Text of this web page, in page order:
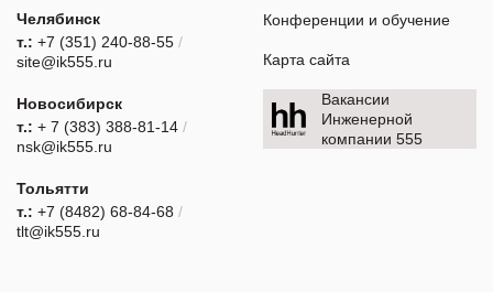
Челябинск
т.: +7 (351) 240-88-55 /
site@ik555.ru
Новосибирск
т.: + 7 (383) 388-81-14 /
nsk@ik555.ru
Тольятти
т.: +7 (8482) 68-84-68 /
tlt@ik555.ru
Конференции и обучение
Карта сайта
Вакансии
Инженерной
компании 555